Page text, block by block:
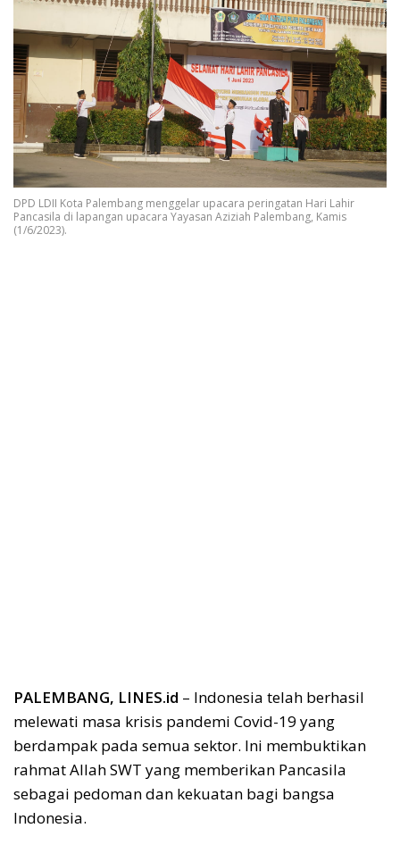
DPD LDII Kota Palembang menggelar upacara peringatan Hari Lahir
Pancasila di lapangan upacara Yayasan Aziziah Palembang, Kamis
(1/6/2023).
PALEMBANG, LINES.id – Indonesia telah berhasil
melewati masa krisis pandemi Covid-19 yang
berdampak pada semua sektor. Ini membuktikan
rahmat Allah SWT yang memberikan Pancasila
sebagai pedoman dan kekuatan bagi bangsa
Indonesia.